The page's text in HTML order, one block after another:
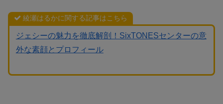
綾瀬はるかに関する記事はこちら
ジェシーの魅力を徹底解剖！SixTONESセンターの意
外な素顔とプロフィール